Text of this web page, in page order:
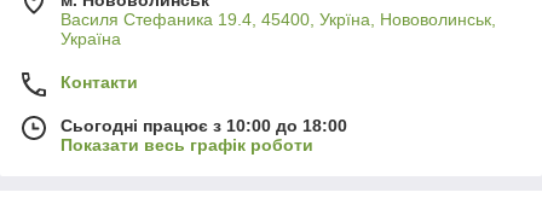
Василя Стефаника 19.4, 45400, Укрїна, Нововолинськ,
Україна
Контакти
Сьогодні працює з 10:00 до 18:00
Показати весь графік роботи